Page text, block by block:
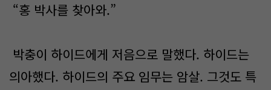
“홍 박사를 찾아와.”
박충이 하이드에게 저음으로 말했다. 하이드는
의아했다. 하이드의 주요 임무는 암살. 그것도 특